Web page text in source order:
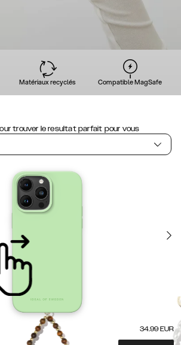
Matériaux recyclés Compatible MagSafe
trouver le resultat parfait pour vous
34.99 EUR